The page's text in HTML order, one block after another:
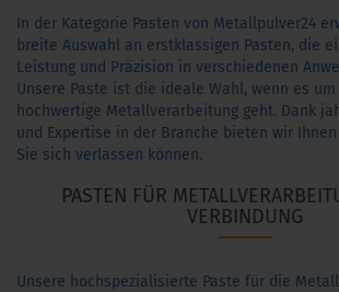
In der Kategorie Pasten von Metallpulver24
breite Auswahl an erstklassigen Pasten, die
Leistung und Präzision in verschiedenen
Unsere Paste ist die ideale Wahl, wenn es
hochwertige Metallverarbeitung geht. Dank
und Expertise in der Branche bieten wir
Sie sich verlassen können.
PASTEN FÜR
VERBINDUNG
Unsere hochspezialisierte Paste für die